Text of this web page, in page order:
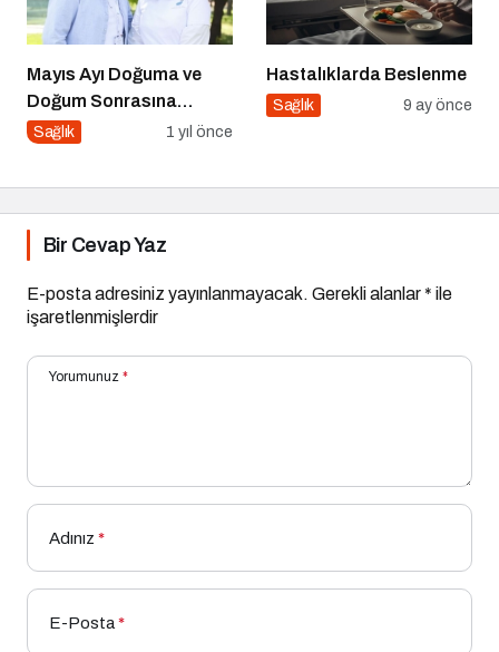
Mayıs Ayı Doğuma ve
Doğum Sonrasına
Hazırlık Atölyesi
Sağlık 1 yıl önce
Hastalıklarda Beslenme
Sağlık 9 ay önce
Bir Cevap Yaz
E-posta adresiniz yayınlanmayacak. Gerekli alanlar* ile
işaretlenmişlerdir
Yorumunuz *
Adınız *
E-Posta*